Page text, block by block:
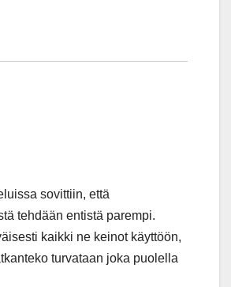
sovittiin, että
tehdään entistä parempi.
kaikki ne keinot käyttöön,
turvataan joka puolella